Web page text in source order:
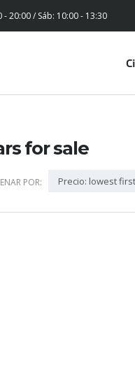
- 20:00 / Sáb: 10:00 - 13:30
for sale
POR: Precio: lowest first